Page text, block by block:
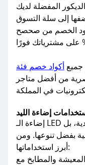
أكواد خصم فئة
من أفضل متاجر
إضاءة الليد
إضاءة الـ LED لم تعد مجرد بديل للمصابيح التقليدية، بل
بفضل تنوعها. ومن
أبرز استخداماتها:
والمطابخ مع